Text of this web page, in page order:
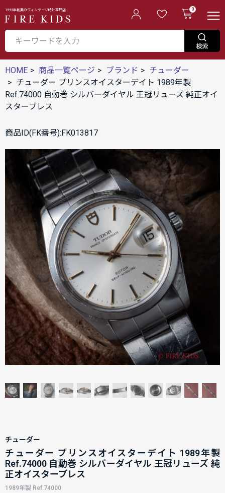
1995年創業のヴィンテージ時計専門店 0
HOME 商品一覧ページ ブランド
チューダー
チューダー プリンスオイスターデイト 1989年製
Ref.74000 自動巻 シルバーダイヤル 王冠リューズ 純正オイ
スターブレス
商品ID(FK番号):FK013817
チューダー
チューダー プリンスオイスターデイト 1989年製
Ref.74000 自動巻 シルバーダイヤル 王冠リューズ 純
正オイスターブレス
1989年製 Ref.74000